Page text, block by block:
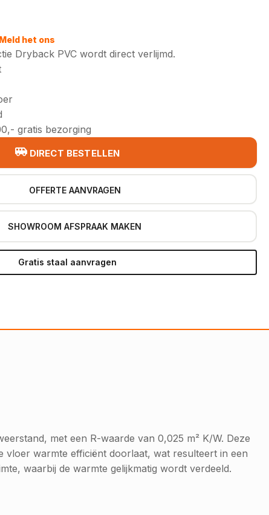
het ons
Dryback PVC wordt direct verlijmd.
gratis bezorging
DIRECT BESTELLEN
OFFERTE AANVRAGEN
SHOWROOM AFSPRAAK MAKEN
Gratis staal aanvragen
met een R-waarde van 0,025 m² K/W. Deze
vloer warmte efficiënt doorlaat, wat resulteert in een
waarbij de warmte gelijkmatig wordt verdeeld.